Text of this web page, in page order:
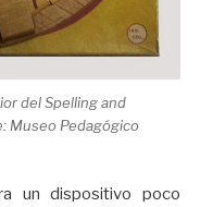
del Spelling and
Museo Pedagógico
un dispositivo poco